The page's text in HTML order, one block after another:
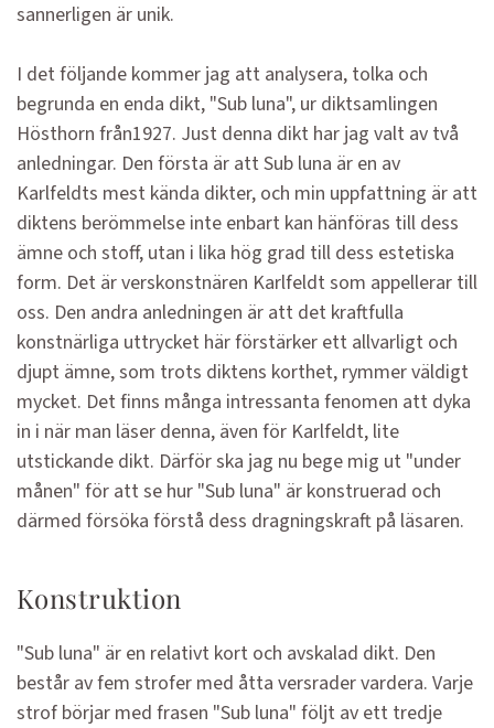
sannerligen är unik.
I det följande kommer jag att analysera, tolka och
begrunda en enda dikt, "Sub luna", ur diktsamlingen
Hösthorn från1927. Just denna dikt har jag valt av två
anledningar. Den första är att Sub luna är en av
Karlfeldts mest kända dikter, och min uppfattning är att
diktens berömmelse inte enbart kan hänföras till dess
ämne och stoff, utan i lika hög grad till dess estetiska
form. Det är verskonstnären Karlfeldt som appellerar till
oss. Den andra anledningen är att det kraftfulla
konstnärliga uttrycket här förstärker ett allvarligt och
djupt ämne, som trots diktens korthet, rymmer väldigt
mycket. Det finns många intressanta fenomen att dyka
in i när man läser denna, även för Karlfeldt, lite
utstickande dikt. Därför ska jag nu bege mig ut "under
månen" för att se hur "Sub luna" är konstruerad och
därmed försöka förstå dess dragningskraft på läsaren.
Konstruktion
"Sub luna" är en relativt kort och avskalad dikt. Den
består av fem strofer med åtta versrader vardera. Varje
strof börjar med frasen "Sub luna" följt av ett tredje